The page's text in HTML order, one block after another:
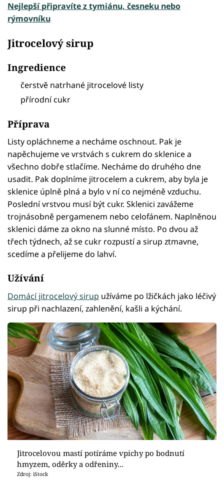
Nejlepší připravíte z tymiánu, česneku nebo
rýmovníku
Jitrocelový sirup
Ingredience
čerstvě natrhané jitrocelové listy
přírodní cukr
Příprava
Listy opláchneme a necháme oschnout. Pak je
napěchujeme ve vrstvách s cukrem do sklenice a
všechno dobře stlačíme. Necháme do druhého dne
usadit. Pak doplníme jitrocelem a cukrem, aby byla je
sklenice úplně plná a bylo v ní co nejméně vzduchu.
Poslední vrstvou musí být cukr. Sklenici zavážeme
trojnásobně pergamenem nebo celofánem. Naplněnou
sklenici dáme za okno na slunné místo. Po dvou až
třech týdnech, až se cukr rozpustí a sirup ztmavne,
scedíme a přelijeme do lahví.
Užívání
Domácí jitrocelový sirup užíváme po lžičkách jako léčivý
sirup při nachlazení, zahlenění, kašli a kýchání.
Jitrocelovou mastí potíráme vpichy po bodnutí
hmyzem, oděrky a odřeniny...
Zdroj: iStock